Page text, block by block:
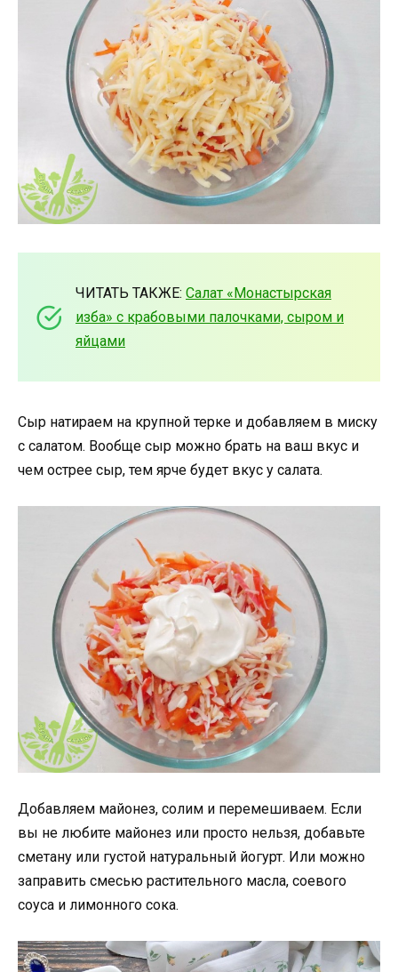
ЧИТАТЬ ТАКЖЕ: Салат «Монастырская
изба» с крабовыми палочками, сыром и
яйцами
Сыр натираем на крупной терке и добавляем в миску
с салатом. Вообще сыр можно брать на ваш вкус и
чем острее сыр, тем ярче будет вкус у салата.
Добавляем майонез, солим и перемешиваем. Если
вы не любите майонез или просто нельзя, добавьте
сметану или густой натуральный йогурт. Или можно
заправить смесью растительного масла, соевого
соуса и лимонного сока.